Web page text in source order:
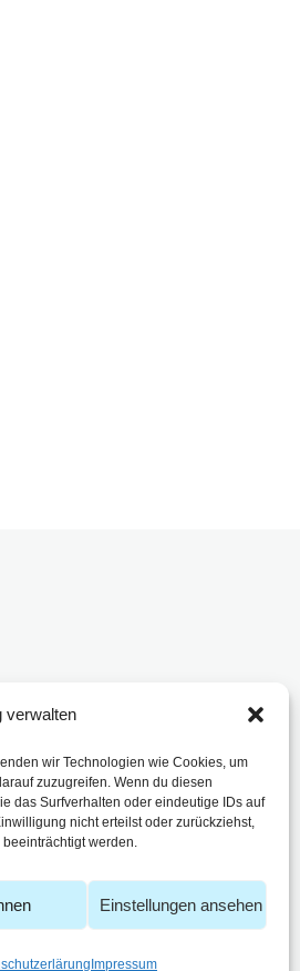
verwalten
wir Technologien wie Cookies, um
zuzugreifen. Wenn du diesen
das Surfverhalten oder eindeutige IDs auf
nicht erteilst oder zurückziehst,
werden.
Einstellungen ansehen
Impressum